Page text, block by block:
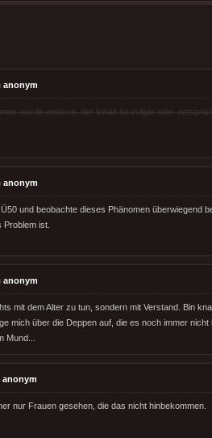
anonym
wurde entfernt, der Inhalt ist vulgär oder
anonym
und beobachte dieses Phänomen überwiegend
Problem ist.
anonym
mit dem Alter zu tun, sondern mit Verstand. Bin
mich über die Deppen auf, die es noch immer
Mund...
anonym
nur Frauen gesehen, die das nicht hinbekommen.